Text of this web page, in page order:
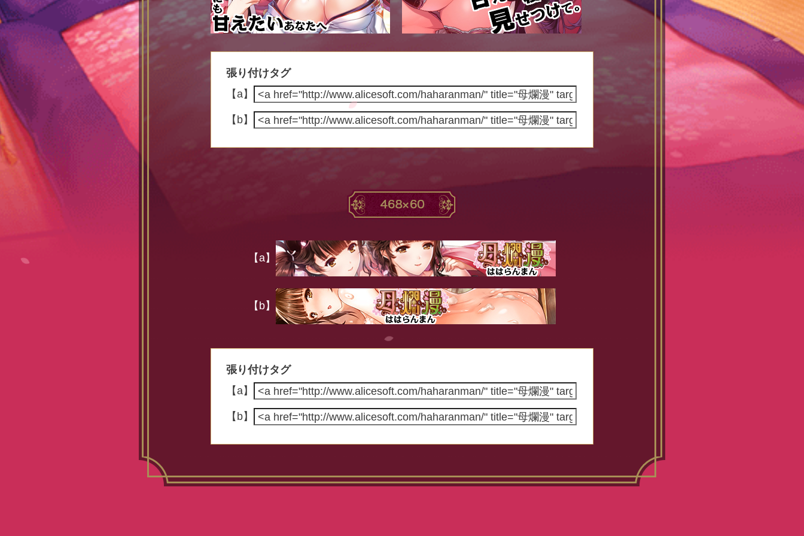
張り付けタグ
【a】
【b】
【a】
【b】
張り付けタグ
【a】
【b】